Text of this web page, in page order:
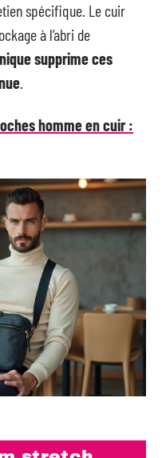
spécifique. Le cuir
à l’abri de
supprime ces
.
homme en cuir :